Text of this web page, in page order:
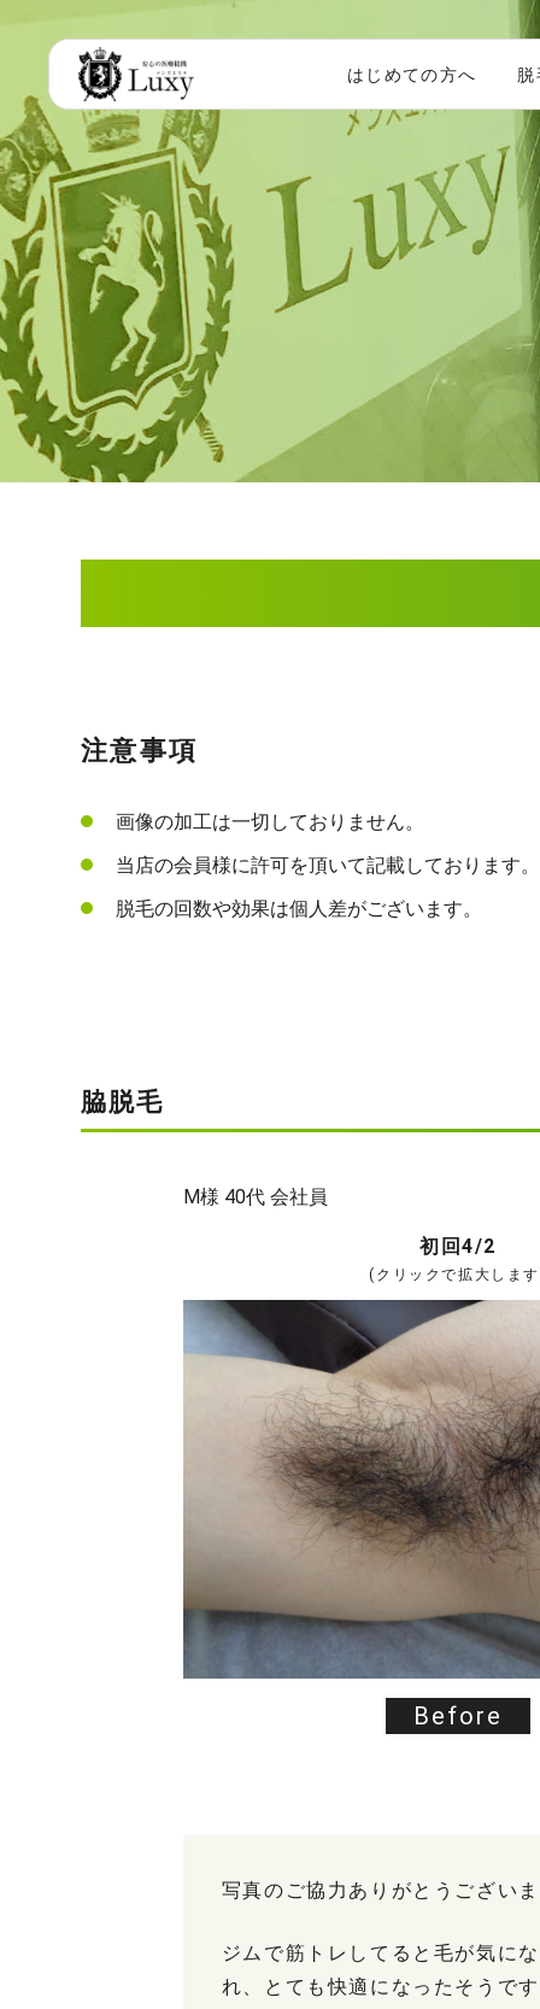
はじめての方へ 脱
注意事項
画像の加工は一切しておりません。
当店の会員様に許可を頂いて記載しております。
脱毛の回数や効果は個人差がございます。
脇脱毛
M様 40代 会社員
初回4/2
(クリックで拡大しま
Before
写真のご協力ありがとうござい
ジムで筋トレしてると毛が気に
れ、とても快適になったそうで